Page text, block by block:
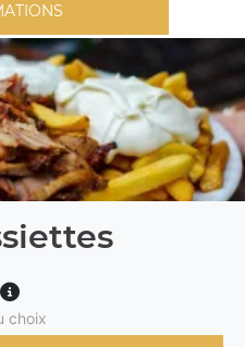
choix